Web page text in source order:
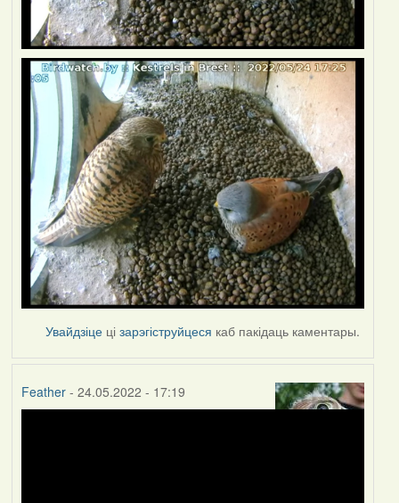
Увайдзіце цізарэгіструйцеся каб пакідаць каментары.
Feather- 24.05.2022 - 17:19